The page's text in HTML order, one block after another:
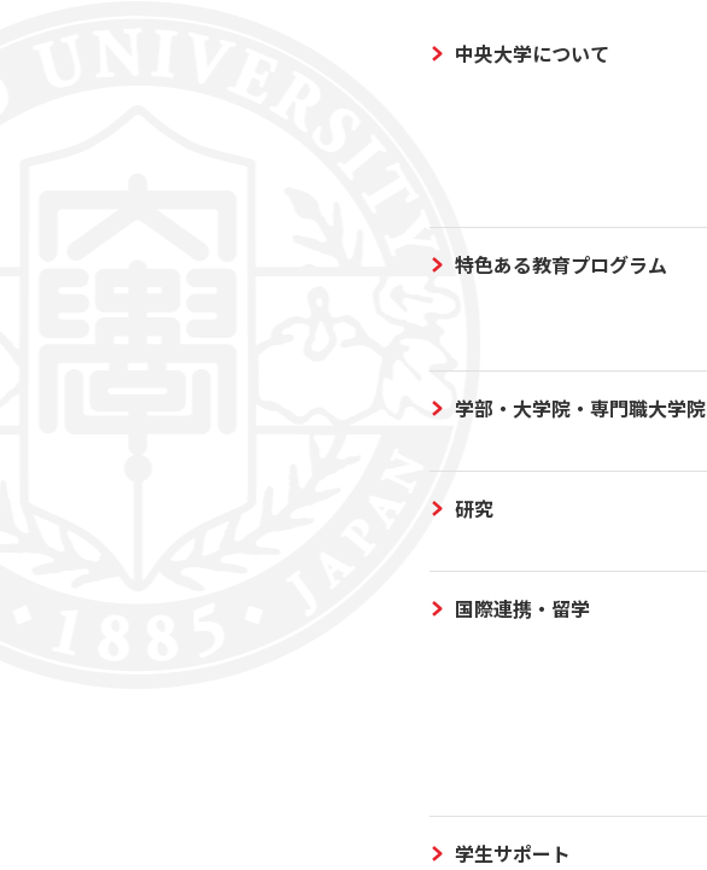
中央大学について
特色ある教育プログラム
学部・大学院・専門職大学院
研究
国際連携・留学
学生サポート